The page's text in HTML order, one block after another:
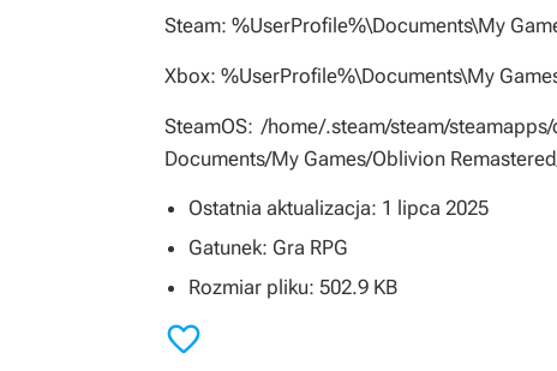
Steam: %UserProfile%\Documents\My
Xbox: %UserProfile%\Documents\My
SteamOS: /home/.steam/steam/
Documents/My Games/Oblivion
Ostatnia aktualizacja: 1 lipca 2025
Gatunek: Gra RPG
Rozmiar pliku: 502.9 KB
